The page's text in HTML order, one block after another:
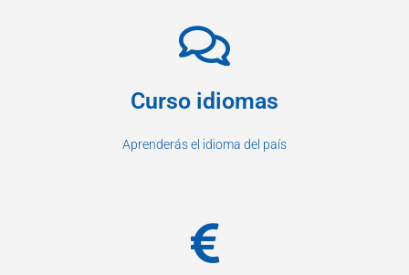
Curso idiomas
Aprenderás el idioma del país